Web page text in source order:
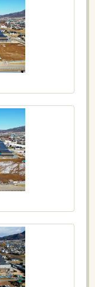
情報アップし